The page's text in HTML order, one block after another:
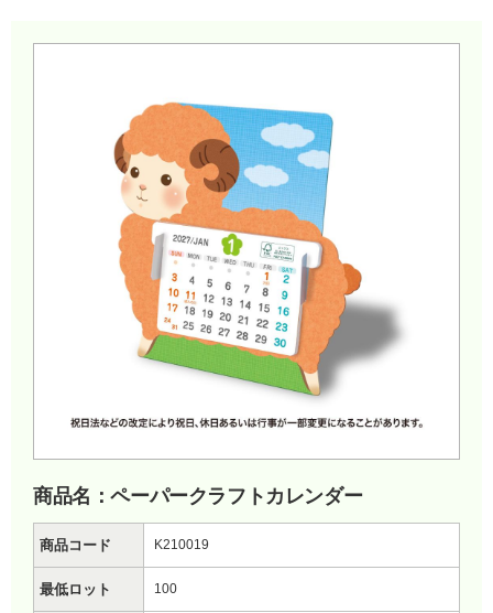
商品名：ペーパークラフトカレンダー
商品コード K210019
最低ロット 100